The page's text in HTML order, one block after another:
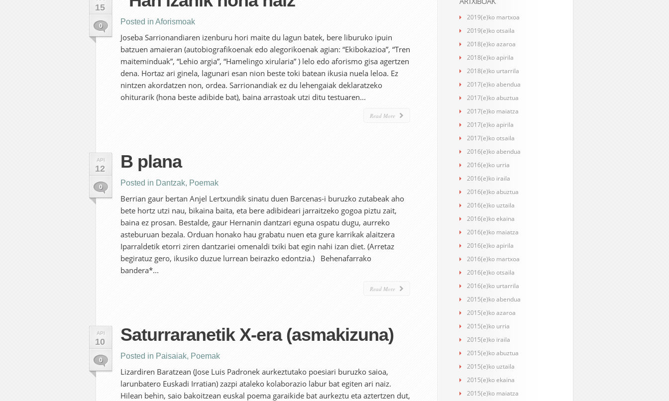
15
0 Posted in Aforismoak
Joseba Sarrionandiaren izenburu hori maite du lagun batek, bere liburuko ipuin
batzuen amaieran (autobiografikoenak edo alegorikoenak agian: “Ekibokazioa”, “Tren
maiteminduak”, “Lehio argia”, “Hamelingo xirularia” ) lelo edo aforismo gisa agertzen
dena. Hortaz ari ginela, lagunari esan nion beste toki batean ikusia nuela leloa. Ez
nintzen akordatzen non, ordea. Sarrionandiak ez du lehengaiak deklaratzeko
ohiturarik (hona beste adibide bat), baina arrastoak utzi ditu testuaren...
Read More
API
12
0
B plana
Posted in Dantzak, Poemak
Berrian gaur bertan Anjel Lertxundik sinatu duen Barcenas-i buruzko zutabeak aho
bete hortz utzi nau, bikaina baita, eta bere adibideari jarraitzeko gogoa piztu zait,
baina ez prosan. Bestalde, gaur Hernanin dantzari eguna ospatu dugu, aurreko
asteburuan bezala. Orduan honako hau grabatu nuen eta gure karrikak alaitzera
Iparraldetik etorri ziren dantzariei omenaldi txiki bat egin nahi izan diet. (Arretaz
begiratuz gero, ikusiko duzue lurrean beirazko edontzia.) Behenafarrako
bandera*...
Read More
API
10
0
Saturraranetik X-era (asmakizuna)
Posted in Paisaiak, Poemak
Lizardiren Baratzean (Jose Luis Padronek aurkeztutako poesiari buruzko saioa,
larunbatero Euskadi Irratian) zazpi ataleko kolaborazio labur bat egiten ari naiz.
Hilean behin, saio bakoitzean euskal poema garaikide bat aurkeztu eta aztertzen dut,
2019(e)ko martxoa
2019(e)ko otsaila
2018(e)ko azaroa
2018(e)ko apirila
2018(e)ko urtarrila
2017(e)ko abendua
2017(e)ko abuztua
2017(e)ko maiatza
2017(e)ko apirila
2017(e)ko otsaila
2016(e)ko abendua
2016(e)ko urria
2016(e)ko iraila
2016(e)ko abuztua
2016(e)ko uztaila
2016(e)ko ekaina
2016(e)ko maiatza
2016(e)ko apirila
2016(e)ko martxoa
2016(e)ko otsaila
2016(e)ko urtarrila
2015(e)ko abendua
2015(e)ko azaroa
2015(e)ko urria
2015(e)ko iraila
2015(e)ko abuztua
2015(e)ko uztaila
2015(e)ko ekaina
2015(e)ko maiatza